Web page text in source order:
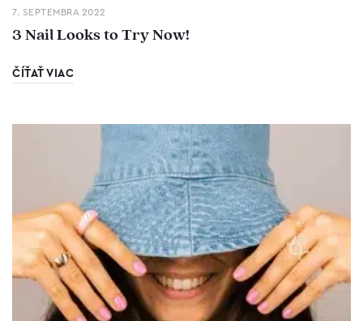
7. SEPTEMBRA 2022
3 Nail Looks to Try Now!
ČÍŤAŤ VIAC